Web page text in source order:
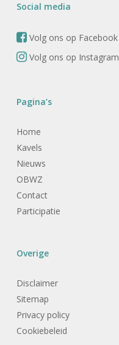
Social media
Volg ons op Facebook
Volg ons op Instagram
Pagina’s
Home
Kavels
Nieuws
OBWZ
Contact
Participatie
Overige
Disclaimer
Sitemap
Privacy policy
Cookiebeleid